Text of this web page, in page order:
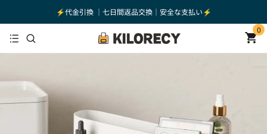
⚡️代金引換 ｜七日間返品交換｜安全な支払い⚡️
0